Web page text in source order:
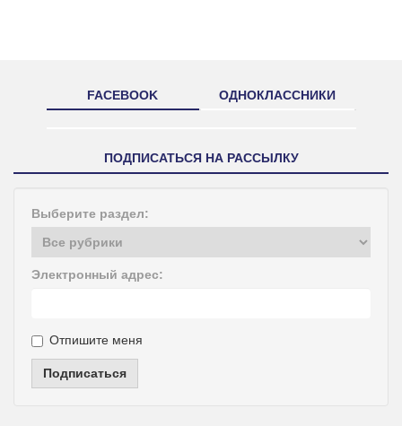
FACEBOOK ОДНОКЛАССНИКИ
ПОДПИСАТЬСЯ НА РАССЫЛКУ
Выберите раздел:
Электронный адрес:
Отпишите меня
Подписаться